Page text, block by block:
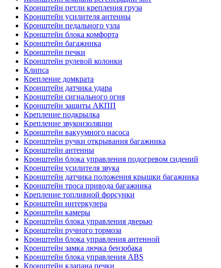
Кронштейн петли крепления груза
Кронштейн усилителя антенны
Кронштейн педального узла
Кронштейн блока комфорта
Кронштейн багажника
Кронштейн печки
Кронштейн рулевой колонки
Клипса
Крепление домкрата
Кронштейн датчика удара
Кронштейн сигнального огня
Кронштейн защиты АКПП
Крепление подкрылка
Крепление звукоизоляции
Кронштейн вакуумного насоса
Кронштейн ручки открывания багажника
Кронштейн антенны
Кронштейн блока управления подогревом сидений
Кронштейн усилителя звука
Кронштейн датчика положения крышки багажника
Кронштейн троса привода багажника
Крепление топливной форсунки
Кронштейн интеркулера
Кронштейн камеры
Кронштейн блока управления дверью
Кронштейн ручного тормоза
Кронштейн блока управления антенной
Кронштейн замка лючка бензобака
Кронштейн блока управления ABS
Кронштейн клапана печки